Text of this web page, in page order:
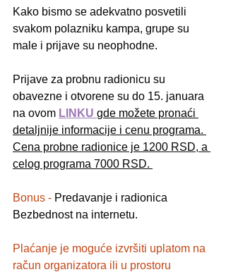
Kako bismo se adekvatno posvetili
svakom polazniku kampa, grupe su
male i prijave su neophodne.
Prijave za probnu radionicu su
obavezne i otvorene su do 15. januara
na ovom LINKU gde možete pronaći
detaljnije informacije i cenu programa.
Cena probne radionice je 1200 RSD, a
celog programa 7000 RSD.
Bonus - Predavanje i radionica
Bezbednost na internetu.
Plaćanje je moguće izvršiti uplatom na
račun organizatora ili u prostoru